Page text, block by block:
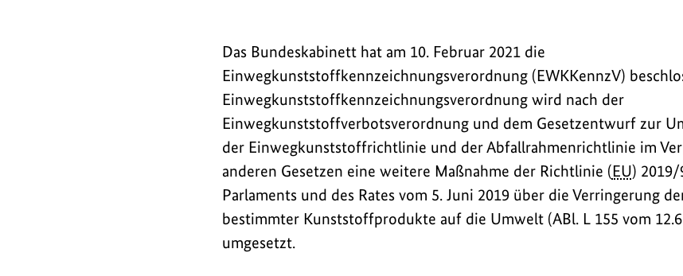
w
n
l
o
a
d
s
/
in
neuem
Fenster:
Verordnungstext
bei
Juris
Das Bundeskabinett hat am 10. Februar 2021 die
Einwegkunststoffkennzeichnungsverordnung (EWKKennzV)
Einwegkunststoffkennzeichnungsverordnung wird nach der
Einwegkunststoffverbotsverordnung und dem Gesetzentwurf zur
der Einwegkunststoffrichtlinie und der Abfallrahmenrichtlinie im
anderen Gesetzen eine weitere Maßnahme der Richtlinie (EU) 2019/
Parlaments und des Rates vom 5. Juni 2019 über die Verringerung
bestimmter Kunststoffprodukte auf die Umwelt (ABl. L 155 vom
umgesetzt.